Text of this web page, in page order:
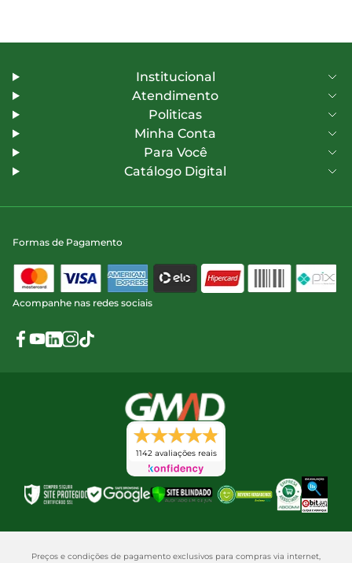
Institucional
Atendimento
Politicas
Minha Conta
Para Você
Catálogo Digital
Formas de Pagamento
Acompanhe nas redes sociais
1142 avaliações reais
Preços e condições de pagamento exclusivos para compras via internet,